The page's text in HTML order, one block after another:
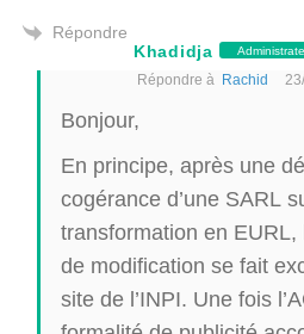
Répondre
Khadidja
Répondre à Rachid
Bonjour,
En principe, après une
cogérance d’une SARL
transformation en
de modification se fait
site de l’INPI. Une fois